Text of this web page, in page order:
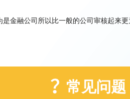
金融公司所以比一般的公司审核起来
常见问题